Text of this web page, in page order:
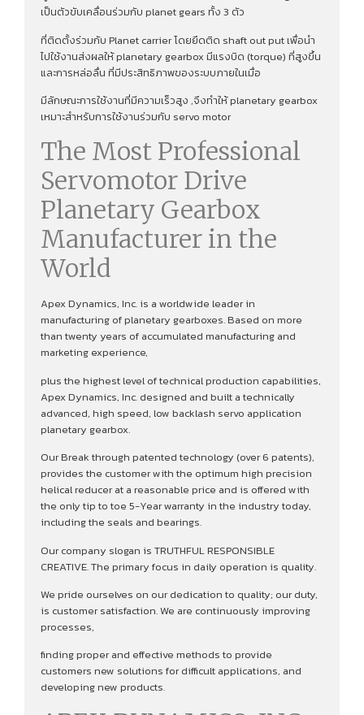
เป็นตัวขับเคลื่อนร่วมกับ planet gears ทั้ง 3 ตัว
ที่ติดตั้งร่วมกับ Planet carrier โดยยึดติด shaft out put เพื่อนํา
ไปใช้งานส่งผลให้ planetary gearbox มีแรงบิด (torque) ที่สูงขึ้น
และการหล่อลื่น ที่มีประสิทธิภาพของระบบภายในเมื่อ
มีลักษณะการใช้งานที่มีความเร็วสูง ,จึงทําให้ planetary gearbox
เหมาะสำหรับการใช้งานร่วมกับ servo motor
The Most Professional
Servomotor Drive
Planetary Gearbox
Manufacturer in the
World
Apex Dynamics, Inc. is a worldwide leader in
manufacturing of planetary gearboxes. Based on more
than twenty years of accumulated manufacturing and
marketing experience,
plus the highest level of technical production capabilities,
Apex Dynamics, Inc. designed and built a technically
advanced, high speed, low backlash servo application
planetary gearbox.
Our Break through patented technology (over 6 patents),
provides the customer with the optimum high precision
helical reducer at a reasonable price and is offered with
the only tip to toe 5-Year warranty in the industry today,
including the seals and bearings.
Our company slogan is TRUTHFUL RESPONSIBLE
CREATIVE. The primary focus in daily operation is quality.
We pride ourselves on our dedication to quality; our duty,
is customer satisfaction. We are continuously improving
processes,
finding proper and effective methods to provide
customers new solutions for difficult applications, and
developing new products.